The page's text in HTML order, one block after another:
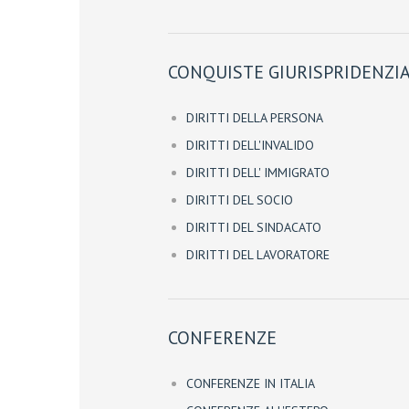
CONQUISTE
DIRITTI DELLA PERSONA
DIRITTI DELL'INVALIDO
DIRITTI DELL' IMMIGRATO
DIRITTI DEL SOCIO
DIRITTI DEL SINDACATO
DIRITTI DEL LAVORATORE
CONFERENZE
CONFERENZE IN ITALIA